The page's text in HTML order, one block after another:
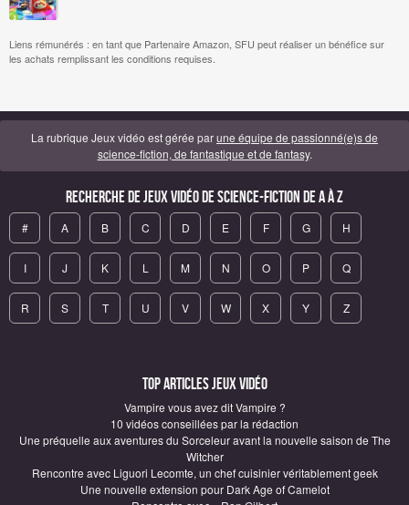
Liens rémunérés : en tant que Partenaire Amazon, SFU peut réaliser un bénéfice sur
les achats remplissant les conditions requises.
La rubrique Jeux vidéo est gérée parune équipe de passionné(e)s de
science-fiction, de fantastique et de fantasy.
Recherche de Jeux vidéo de science-fiction de A à Z
# A B C D E F G H
I J K L M N O P Q
R S T U V W X Y Z
Top articles Jeux vidéo
Vampire vous avez dit Vampire ?
10 vidéos conseillées par la rédaction
Une préquelle aux aventures du Sorceleur avant la nouvelle saison de The
Witcher
Rencontre avec Liguori Lecomte, un chef cuisinier véritablement geek
Une nouvelle extension pour Dark Age of Camelot